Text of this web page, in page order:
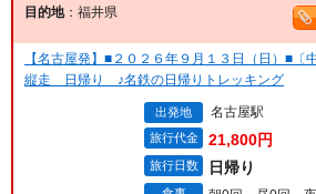
目的地：福井県
【名古屋発】■２０２６年９月１３日（日）■〔
縦走 日帰り ♪名鉄の日帰りトレッキング
出発地 名古屋駅
旅行代金 21,800円
旅行日数 日帰り